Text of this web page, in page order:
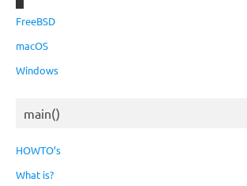
FreeBSD
macOS
Windows
main()
HOWTO’s
What is?